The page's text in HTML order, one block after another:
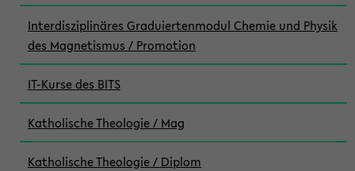
Interdisziplinäres Graduiertenmodul Chemie und Physik
des Magnetismus / Promotion
IT-Kurse des BITS
Katholische Theologie / Mag
Katholische Theologie / Diplom